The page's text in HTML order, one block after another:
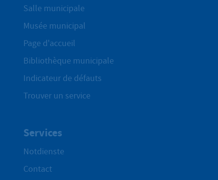
Salle municipale
Musée municipal
Page d'accueil
Bibliothèque municipale
Indicateur de défauts
Trouver un service
Services
Notdienste
Contact